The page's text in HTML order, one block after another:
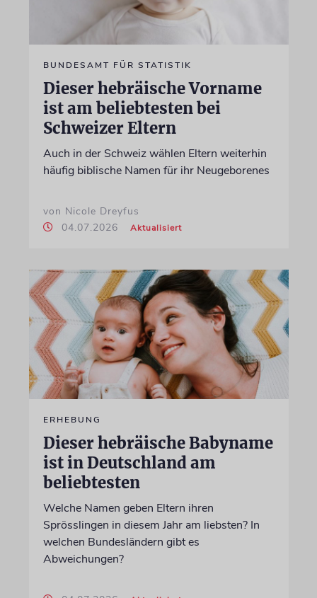
BUNDESAMT FÜR STATISTIK
Dieser hebräische Vorname
ist am beliebtesten bei
Schweizer Eltern
Auch in der Schweiz wählen Eltern weiterhin
häufig biblische Namen für ihr Neugeborenes
von Nicole Dreyfus
04.07.2026
Aktualisiert
ERHEBUNG
Dieser hebräische Babyname
ist in Deutschland am
beliebtesten
Welche Namen geben Eltern ihren
Sprösslingen in diesem Jahr am liebsten? In
welchen Bundesländern gibt es
Abweichungen?